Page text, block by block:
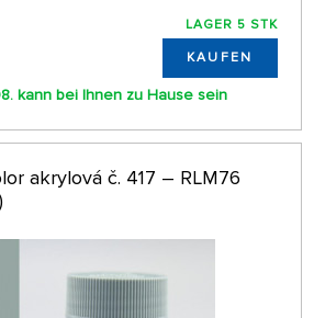
LAGER 5 STK
KAUFEN
kann bei Ihnen zu Hause sein
akrylová č. 417 – RLM76